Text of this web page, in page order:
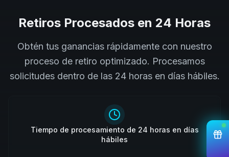
Retiros Procesados en 24 Horas
Obtén tus ganancias rápidamente con nuestro
proceso de retiro optimizado. Procesamos
solicitudes dentro de las 24 horas en días hábiles.
Tiempo de procesamiento de 24 horas en días
hábiles